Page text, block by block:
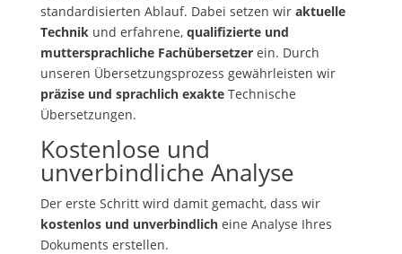
standardisierten Ablauf. Dabei setzen wir aktuelle
Technikund erfahrene, qualifizierte und
muttersprachliche Fachübersetzerein. Durch
unseren Übersetzungsprozess gewährleisten wir
präzise und sprachlich exakteTechnische
Übersetzungen.
Kostenlose und
unverbindliche Analyse
Der erste Schritt wird damit gemacht, dass wir
kostenlos und unverbindlicheine Analyse Ihres
Dokuments erstellen.